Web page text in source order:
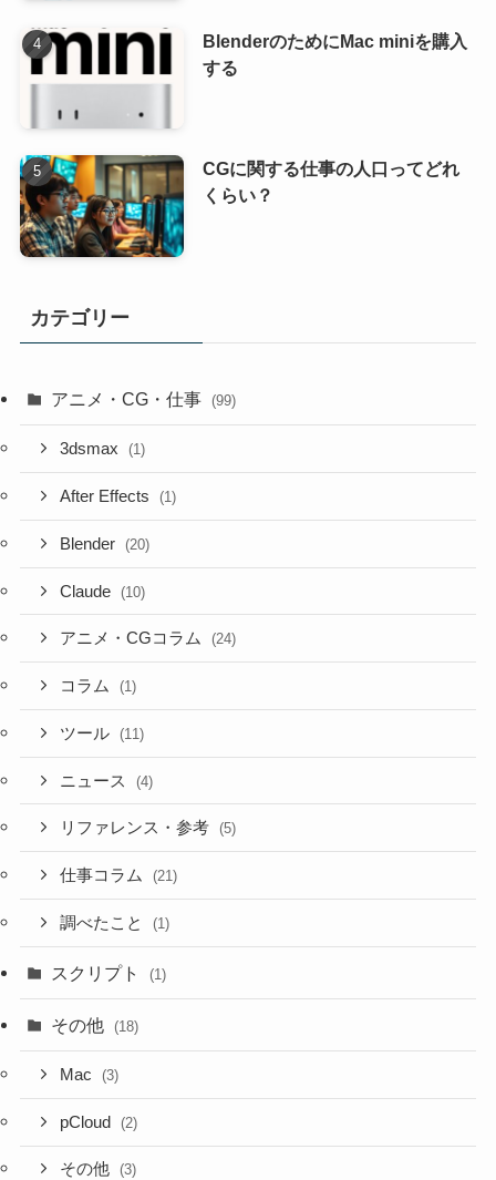
BlenderのためにMac miniを購入
する
CGに関する仕事の人口ってどれ
くらい？
カテゴリー
アニメ・CG・仕事 (99)
3dsmax (1)
After Effects (1)
Blender (20)
Claude (10)
アニメ・CGコラム (24)
コラム (1)
ツール (11)
ニュース (4)
リファレンス・参考 (5)
仕事コラム (21)
調べたこと (1)
スクリプト (1)
その他 (18)
Mac (3)
pCloud (2)
その他 (3)